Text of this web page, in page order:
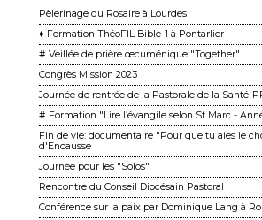
Pèlerinage du Rosaire à Lourdes
♦ Formation ThéoFIL Bible-1 à Pontarlier
# Veillée de prière œcuménique "Together"
Congrès Mission 2023
Journée de rentrée de la Pastorale de la Santé-
# Formation "Lire l’évangile selon St Marc -
Fin de vie: documentaire "Pour que tu aies le
d'Encausse
Journée pour les "Solos"
Rencontre du Conseil Diocésain Pastoral
Conférence sur la paix par Dominique Lang à